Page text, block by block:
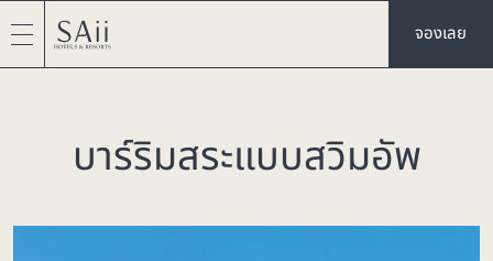
จองเลย
บาร์ริมสระแบบสวิมอัพ